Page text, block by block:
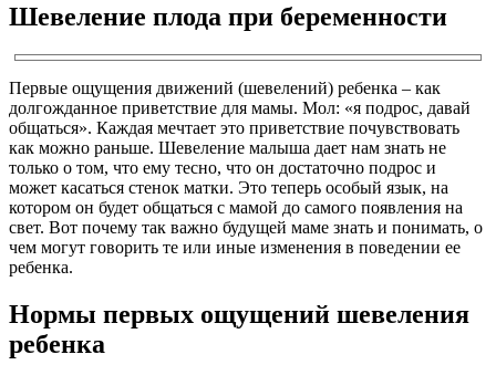
Шевеление плода при беременности
Первые ощущения движений (шевелений) ребенка – как
долгожданное приветствие для мамы. Мол: «я подрос, давай
общаться». Каждая мечтает это приветствие почувствовать
как можно раньше. Шевеление малыша дает нам знать не
только о том, что ему тесно, что он достаточно подрос и
может касаться стенок матки. Это теперь особый язык, на
котором он будет общаться с мамой до самого появления на
свет. Вот почему так важно будущей маме знать и понимать, о
чем могут говорить те или иные изменения в поведении ее
ребенка.
Нормы первых ощущений шевеления
ребенка